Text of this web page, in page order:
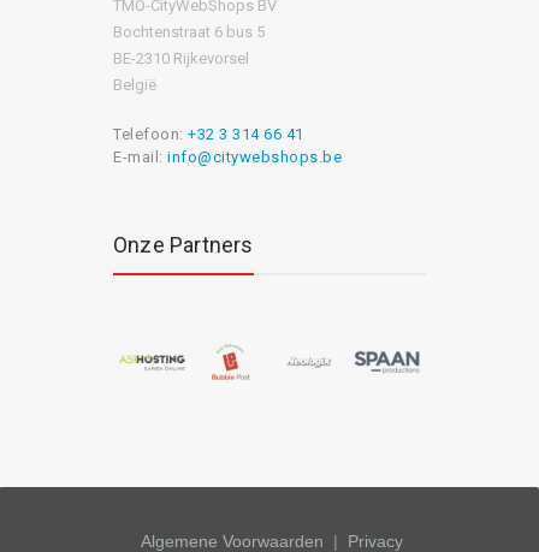
TMO-CityWebShops BV
Bochtenstraat 6 bus 5
BE-2310 Rijkevorsel
België
Telefoon: +32 3 314 66 41
E-mail: info@citywebshops.be
Onze Partners
Algemene Voorwaarden | Privacy